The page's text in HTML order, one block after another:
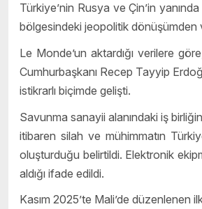
Türkiye’nin Rusya ve Çin’in
bölgesindeki jeopolitik dönüşümden
Le Monde’un aktardığı verilere
Cumhurbaşkanı Recep Tayyip
istikrarlı biçimde gelişti.
Savunma sanayii alanındaki iş
itibaren silah ve mühimmatın
oluşturduğu belirtildi. Elektronik
aldığı ifade edildi.
Kasım 2025’te Mali’de